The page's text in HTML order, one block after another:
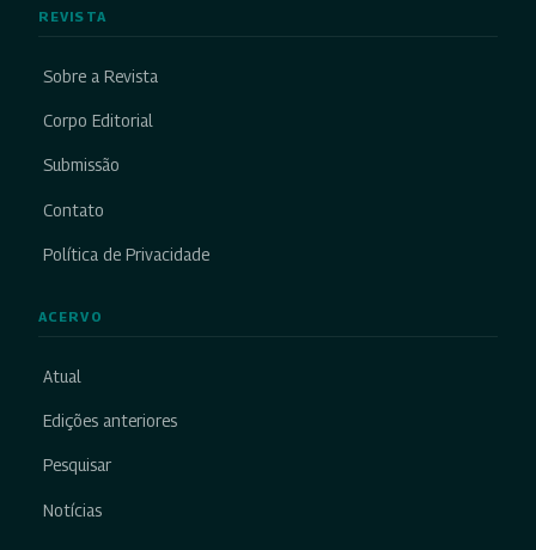
REVISTA
Sobre a Revista
Corpo Editorial
Submissão
Contato
Política de Privacidade
ACERVO
Atual
Edições anteriores
Pesquisar
Notícias